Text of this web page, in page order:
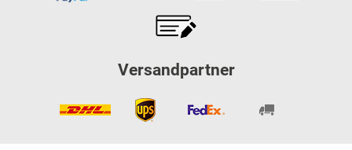
Versandpartner